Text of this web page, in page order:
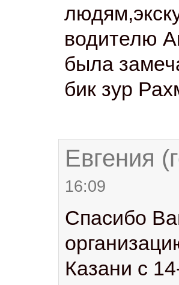
водителю
была
бик зур
Евгения
16:09
Спасибо
Казани с